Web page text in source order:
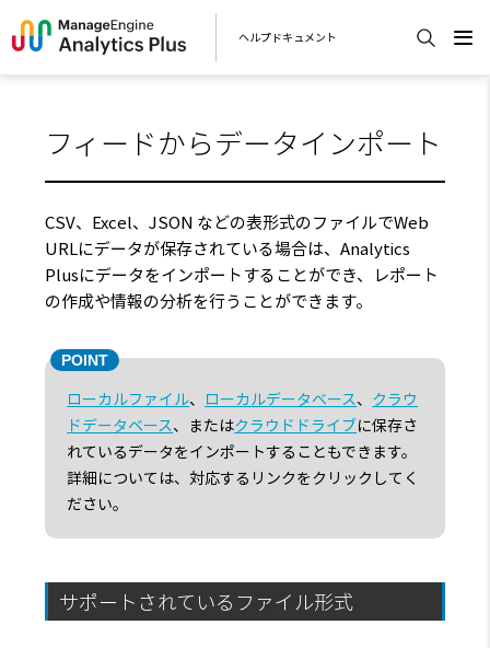
ヘルプドキュメント
フィードからデータインポート
CSV、Excel、JSON などの表形式のファイルでWeb
URLにデータが保存されている場合は、Analytics
Plusにデータをインポートすることができ、レポート
の作成や情報の分析を行うことができます。
ローカルファイル、 ローカルデータベース、 クラウ
ドデータベース、またはクラウドドライブに保存さ
れているデータをインポートすることもできます。
詳細については、対応するリンクをクリックしてく
ださい。
サポートされているファイル形式